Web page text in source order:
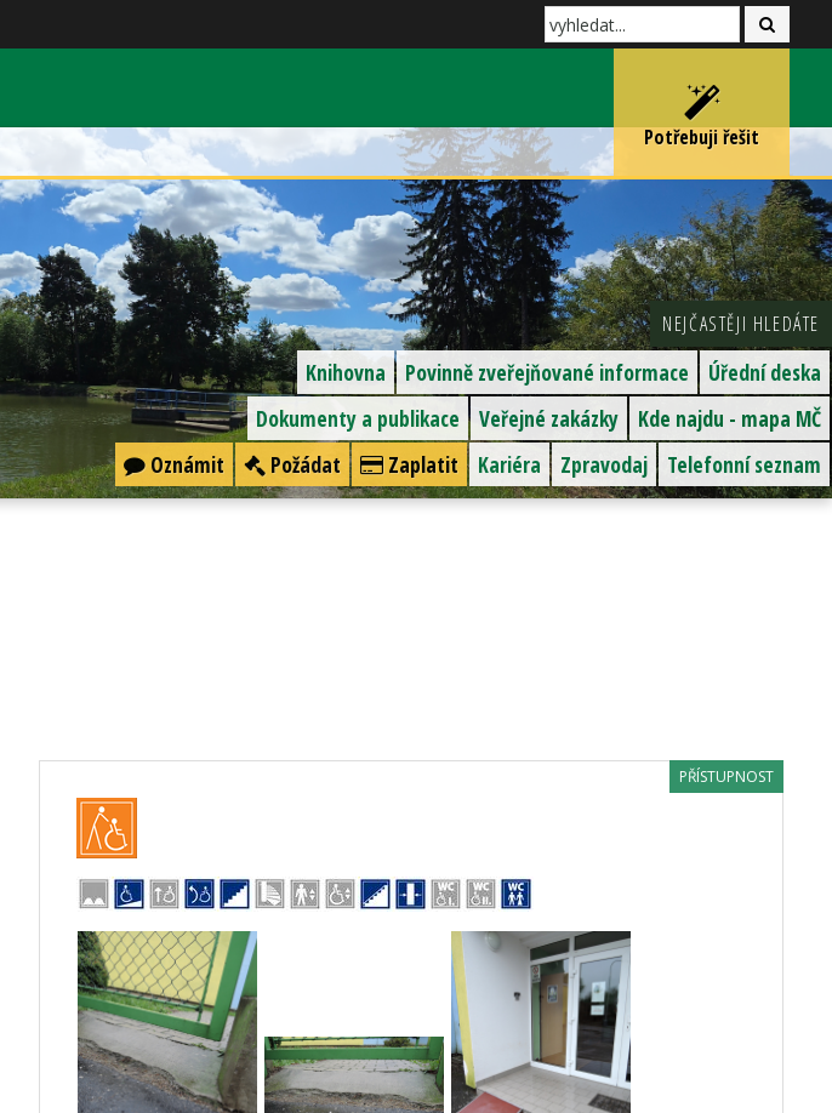
Potřebuji řešit
NEJČASTĚJI HLEDÁTE
Úřední deska
Povinně zveřejňované informace
Knihovna
Kde najdu - mapa MČ
Veřejné zakázky
Dokumenty a publikace
Telefonní seznam
Zpravodaj
Kariéra
Zaplatit
Požádat
Oznámit
PŘÍSTUPNOST